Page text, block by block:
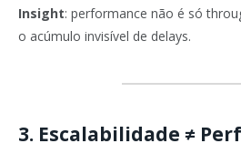
Insight: performance não é só
o acúmulo invisível de delays.
3. Escalabilidade ≠